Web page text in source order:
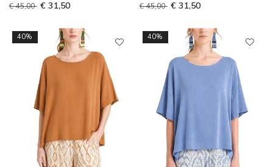
€ 45,00 € 31,50 € 45,00 € 31,50
40% 40%